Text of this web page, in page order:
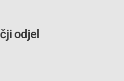
odjel